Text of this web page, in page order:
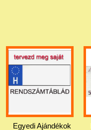
Egyedi Ajándékok